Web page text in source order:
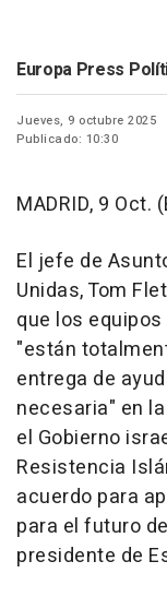
Europa Press
Jueves, 9 octubre 2025
Publicado: 10:30
MADRID, 9 Oct.
El jefe de
Unidas, Tom
que los
"están
entrega de
necesaria" en
el Gobierno
Resistencia
acuerdo para
para el futuro
presidente de